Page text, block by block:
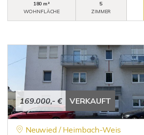
180 m²
WOHNFLÄCHE
5
ZIMMER
169.000,- € VERKAUFT
Neuwied / Heimbach-Weis